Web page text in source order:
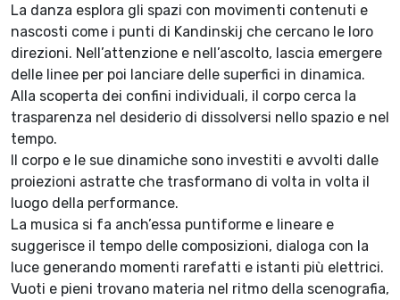
La danza esplora gli spazi con movimenti contenuti e
nascosti come i punti di Kandinskij che cercano le loro
direzioni. Nell’attenzione e nell’ascolto, lascia emergere
delle linee per poi lanciare delle superfici in dinamica.
Alla scoperta dei confini individuali, il corpo cerca la
trasparenza nel desiderio di dissolversi nello spazio e nel
tempo.
Il corpo e le sue dinamiche sono investiti e avvolti dalle
proiezioni astratte che trasformano di volta in volta il
luogo della performance.
La musica si fa anch’essa puntiforme e lineare e
suggerisce il tempo delle composizioni, dialoga con la
luce generando momenti rarefatti e istanti più elettrici.
Vuoti e pieni trovano materia nel ritmo della scenografia,